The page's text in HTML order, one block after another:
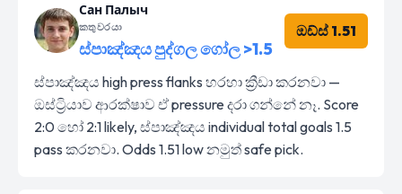
Сан Палыч
කතුවරයා
ස්පාඤ්ඤය පුද්ගල ගෝල >1.5
ඔඩ්ස් 1.51
ස්පාඤ්ඤය high press flanks හරහා ක්‍රීඩා කරනවා —
ඔස්ට්‍රියාව ආරක්ෂාව ඒ pressure දරා ගන්නේ නෑ. Score
2:0 හෝ 2:1 likely, ස්පාඤ්ඤය individual total goals 1.5
pass කරනවා. Odds 1.51 low නමුත් safe pick.